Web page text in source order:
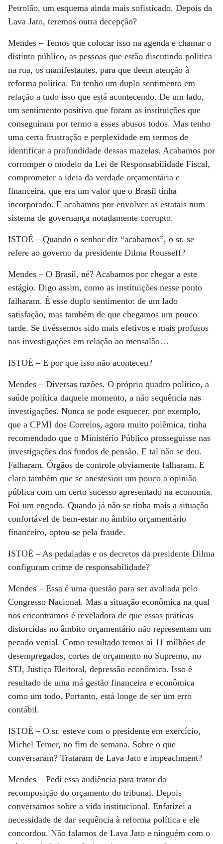
Petrolão, um esquema ainda mais sofisticado. Depois da
Lava Jato, teremos outra decepção?
Mendes – Temos que colocar isso na agenda e chamar o
distinto público, as pessoas que estão discutindo política
na rua, os manifestantes, para que deem atenção à
reforma política. Eu tenho um duplo sentimento em
relação a tudo isso que está acontecendo. De um lado,
um sentimento positivo que foram as instituições que
conseguiram por termo a esses abusos todos. Mas tenho
uma certa frustração e perplexidade em termos de
identificar a profundidade dessas mazelas. Acabamos por
corromper o modelo da Lei de Responsabilidade Fiscal,
comprometer a ideia da verdade orçamentária e
financeira, que era um valor que o Brasil tinha
incorporado. E acabamos por envolver as estatais num
sistema de governança notadamente corrupto.
ISTOÉ – Quando o senhor diz “acabamos”, o sr. se
refere ao governo da presidente Dilma Rousseff?
Mendes – O Brasil, né? Acabamos por chegar a este
estágio. Digo assim, como as instituições nesse ponto
falharam. É esse duplo sentimento: de um lado
satisfação, mas também de que chegamos um pouco
tarde. Se tivéssemos sido mais efetivos e mais profusos
nas investigações em relação ao mensalão…
ISTOÉ – E por que isso não aconteceu?
Mendes – Diversas razões. O próprio quadro político, a
saúde política daquele momento, a não sequência nas
investigações. Nunca se pode esquecer, por exemplo,
que a CPMI dos Correios, agora muito polêmica, tinha
recomendado que o Ministério Público prosseguisse nas
investigações dos fundos de pensão. E tal não se deu.
Falharam. Órgãos de controle obviamente falharam. E
claro também que se anestesiou um pouco a opinião
pública com um certo sucesso apresentado na economia.
Foi um engodo. Quando já não se tinha mais a situação
confortável de bem-estar no âmbito orçamentário
financeiro, optou-se pela fraude.
ISTOÉ – As pedaladas e os decretos da presidente Dilma
configuram crime de responsabilidade?
Mendes– Essa é uma questão para ser avaliada pelo
Congresso Nacional. Mas a situação econômica na qual
nos encontramos é reveladora de que essas práticas
distorcidas no âmbito orçamentário não representam um
pecado venial. Como resultado temos aí 11 milhões de
desempregados, cortes de orçamento no Supremo, no
STJ, Justiça Eleitoral, depressão econômica. Isso é
resultado de uma má gestão financeira e econômica
como um todo. Portanto, está longe de ser um erro
contábil.
ISTOÉ – O sr. esteve com o presidente em exercício,
Michel Temer, no fim de semana. Sobre o que
conversaram? Trataram de Lava Jato e impeachment?
Mendes – Pedi essa audiência para tratar da
recomposição do orçamento do tribunal. Depois
conversamos sobre a vida institucional. Enfatizei a
necessidade de dar sequência à reforma política e ele
concordou. Não falamos de Lava Jato e ninguém com o